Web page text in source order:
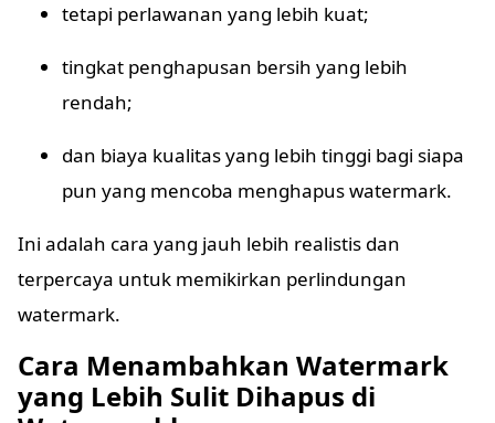
tetapi perlawanan yang lebih kuat;
tingkat penghapusan bersih yang lebih
rendah;
dan biaya kualitas yang lebih tinggi bagi siapa
pun yang mencoba menghapus watermark.
Ini adalah cara yang jauh lebih realistis dan
terpercaya untuk memikirkan perlindungan
watermark.
Cara Menambahkan Watermark
yang Lebih Sulit Dihapus di